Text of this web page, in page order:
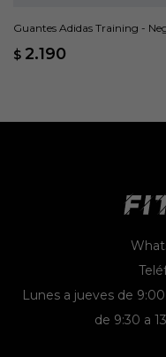
Guantes Adidas Training -
$ 2.190
Lunes a jueves de
de 9:30 a